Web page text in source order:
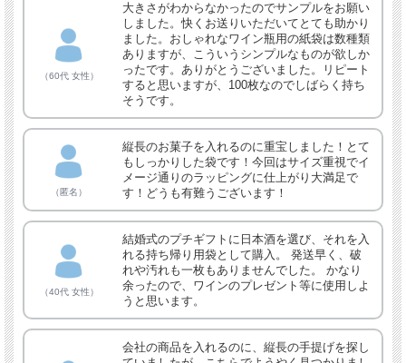
（60代 女性）
大きさがわからなかったのでサンプルをお願い
しました。快くお送りいただいてとても助かり
ました。おしゃれなワイン瓶用の紙袋は数種類
ありますが、こういうシンプルなものが欲しか
ったです。ありがとうございました。リピート
すると思いますが、100枚なのでしばらく持ち
そうです。
（匿名）
縦長のお菓子を入れるのに重宝しました！とて
もしっかりした袋です！今回はサイズ重視でイ
メージ通りのラッピングに仕上がり大満足で
す！どうも有難うございます！
（40代 女性）
結婚式のプチギフトに日本酒を選び、それを入
れる持ち帰り用袋として購入。 発送早く、破
れや汚れも一枚もありませんでした。 かなり
余ったので、ワインのプレゼント等に使用しよ
うと思います。
会社の商品を入れるのに、縦長の手提げを探し